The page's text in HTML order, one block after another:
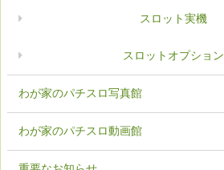
わが家のパチスロ写真館
わが家のパチスロ動画館
スロットオプション
スロット実機